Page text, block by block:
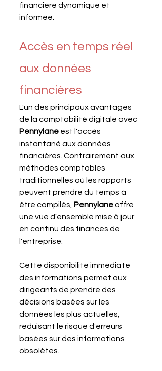
financière dynamique et
informée.
Accès en temps réel
aux données
financières
L'un des principaux avantages
de la comptabilité digitale avec
Pennylane est l'accès
instantané aux données
financières. Contrairement aux
méthodes comptables
traditionnelles où les rapports
peuvent prendre du temps à
être compilés, Pennylane offre
une vue d'ensemble mise à jour
en continu des finances de
l'entreprise.
Cette disponibilité immédiate
des informations permet aux
dirigeants de prendre des
décisions basées sur les
données les plus actuelles,
réduisant le risque d'erreurs
basées sur des informations
obsolètes.